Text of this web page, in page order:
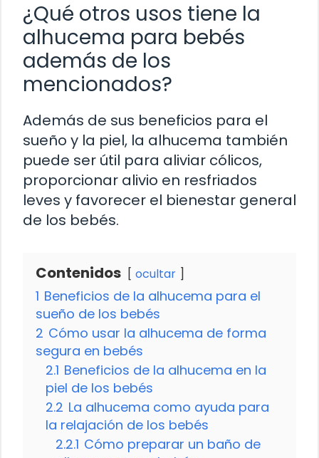
¿Qué otros usos tiene la
alhucema para bebés
además de los
mencionados?
Además de sus beneficios para el
sueño y la piel, la alhucema también
puede ser útil para aliviar cólicos,
proporcionar alivio en resfriados
leves y favorecer el bienestar general
de los bebés.
Contenidos ocultar
1 Beneficios de la alhucema para el
sueño de los bebés
2 Cómo usar la alhucema de forma
segura en bebés
2.1 Beneficios de la alhucema en la
piel de los bebés
2.2 La alhucema como ayuda para
la relajación de los bebés
2.2.1 Cómo preparar un baño de